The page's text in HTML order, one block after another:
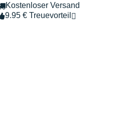
Kostenloser Versand
9.95 € Treuevorteil